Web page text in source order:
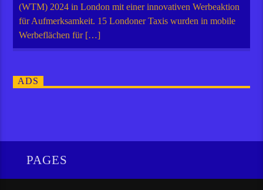
(WTM) 2024 in London mit einer innovativen Werbeaktion
für Aufmerksamkeit. 15 Londoner Taxis wurden in mobile
Werbeflächen für […]
ADS
PAGES